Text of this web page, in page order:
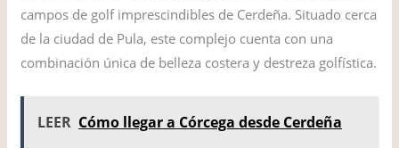
campos de golf imprescindibles de Cerdeña. Situado cerca
de la ciudad de Pula, este complejo cuenta con una
combinación única de belleza costera y destreza golfística.
LEER Cómo llegar a Córcega desde Cerdeña